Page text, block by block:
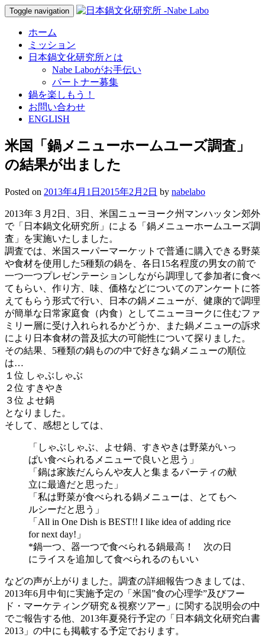
Toggle navigation
ホーム
ミッション
日本鍋文化研究所とは
Nabe Laboがお手伝い
パートナー募集
鍋を楽しもう！
お問い合わせ
ENGLISH
米国「鍋メニューホームユーズ調査」
の結果が出ました
Posted on 2013年4月1日 2015年2月2日 by nabelabo
2013年３月2日、3日、米国ニューヨーク州マンハッタン郊外
で「日本鍋文化研究所」による「鍋メニューホームユーズ調
査」を実施いたしました。
調査では、米国スーパーマーケットで普通に購入できる野菜
や食材を使用した5種類の鍋を、各日15名程度の男女の前で
一つ一つプレゼンテーションしながら調理して参加者に食べ
てもらい、作り方、味、価格などについてのアンケートに答
えてもらう形式で行い、日本の鍋メニューが、健康的で調理
が簡単な日常家庭食（内食）としてニューヨークに住むファ
ミリー層に受け入れられるかどうか、また鍋メニューの訴求
により日本食材の普及拡大の可能性について探りました。
その結果、5種類の鍋ものの中で好きな鍋メニューの順位
は…
１位 しゃぶしゃぶ
２位 すきやき
３位 よせ鍋
となりました。
そして、感想としては、
「しゃぶしゃぶ、よせ鍋、すきやきは野菜がいっ
ぱい食べられるメニューで良いと思う」
「鍋は家族だんらんや友人と集まるパーティの献
立に最適だと思った」
「私は野菜が食べられる鍋メニューは、とてもヘ
ルシーだと思う」
「All in One Dish is BEST!! I like idea of adding rice
for next day!」
*鍋一つ、器一つで食べられる鍋最高！ 次の日
にライスを追加して食べられるのもいい
などの声が上がりました。調査の詳細報告つきましては、
2013年6月中旬に実施予定の「米国”食の心理学”及びフー
ド・マーケティング研究＆視察ツアー」に関する説明会の中
でご報告する他、2013年夏発行予定の「日本鍋文化研究白書
2013」の中にも掲載する予定でおります。